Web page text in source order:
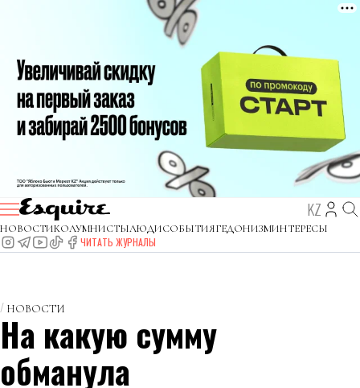
KZ
НОВОСТИКОЛУМНИСТЫЛЮДИСОБЫТИЯГЕДОНИЗМИНТЕРЕСЫ
ЧИТАТЬ ЖУРНАЛЫ
НОВОСТИ
На какую сумму
обманула